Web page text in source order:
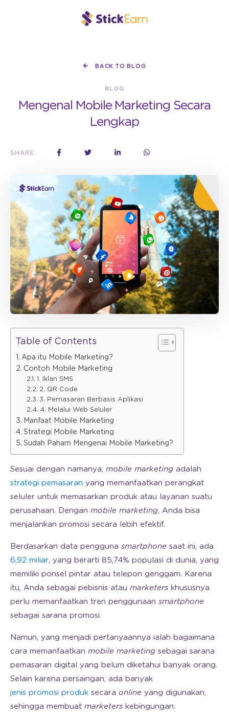
BACK TO BLOG
BLOG
Mengenal Mobile Marketing Secara
Lengkap
SHARE:
Table of Contents
Apa itu Mobile Marketing?
Contoh Mobile Marketing
1. Iklan SMS
2. QR Code
3. Pemasaran Berbasis Aplikasi
4. Melalui Web Seluler
Manfaat Mobile Marketing
Strategi Mobile Marketing
Sudah Paham Mengenai Mobile Marketing?
Sesuai dengan namanya, mobile marketing adalah
strategi pemasaran yang memanfaatkan perangkat
seluler untuk memasarkan produk atau layanan suatu
perusahaan. Dengan mobile marketing, Anda bisa
menjalankan promosi secara lebih efektif.
Berdasarkan data pengguna smartphone saat ini, ada
6,92 miliar, yang berarti 85,74% populasi di dunia, yang
memiliki ponsel pintar atau telepon genggam. Karena
itu, Anda sebagai pebisnis atau marketers khususnya
perlu memanfaatkan tren penggunaan smartphone
sebagai sarana promosi.
Namun, yang menjadi pertanyaannya ialah bagaimana
cara memanfaatkan mobile marketing sebagai sarana
pemasaran digital yang belum diketahui banyak orang.
Selain karena persaingan, ada banyak
jenis promosi produk secara online yang digunakan,
sehingga membuat marketers kebingungan.